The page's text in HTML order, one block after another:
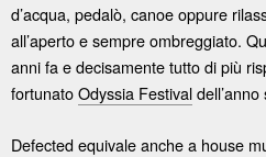
d’acqua, pedalò, canoe oppure
all’aperto e sempre ombreggiato.
anni fa e decisamente tutto di più
fortunatoOdyssia Festival
Defected equivale anche a house